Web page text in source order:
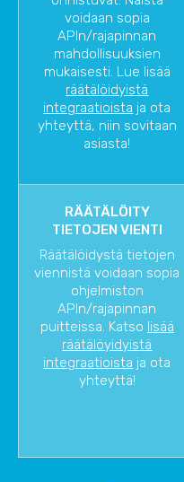
voidaan sopia
APIn/rajapinnan
mahdollisuuksien
mukaisesti. Lue lisää
räätälöidyistä
integraatioista ja ota
yhteyttä, niin sovitaan
asiasta!
RÄÄTÄLÖITY
TIETOJEN VIENTI
Räätälöidystä tietojen
viennistä voidaan sopia
ohjelmiston
APIn/rajapinnan
puitteissa. Katso lisää
räätälöyidyistä
integraatioista ja ota
yhteyttä!